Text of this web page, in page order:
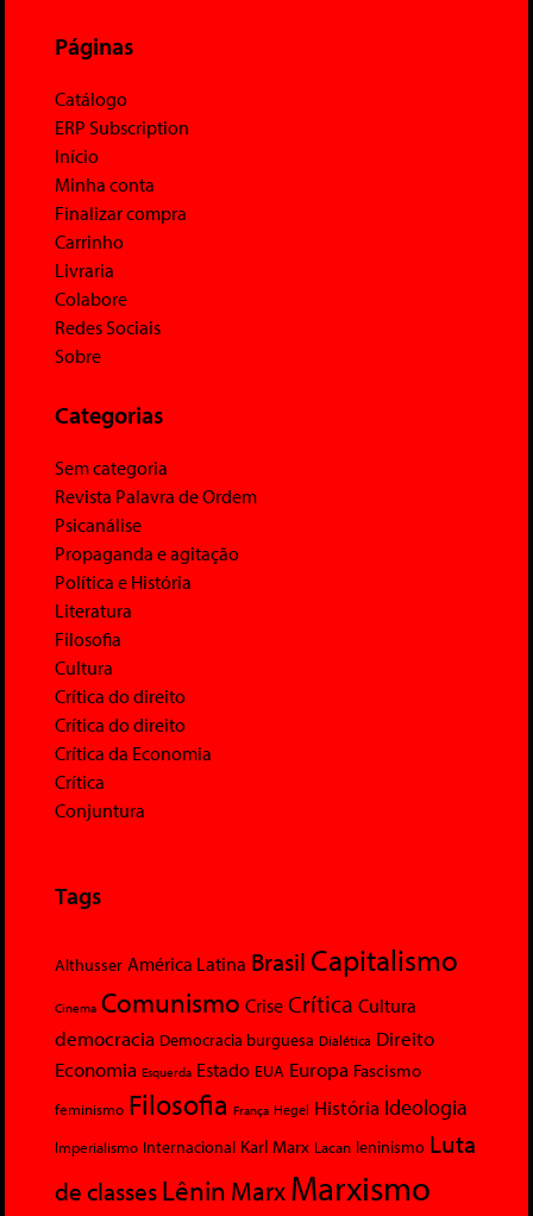
Páginas
Catálogo
ERP Subscription
Início
Minha conta
Finalizar compra
Carrinho
Livraria
Colabore
Redes Sociais
Sobre
Categorias
Sem categoria
Revista Palavra de Ordem
Psicanálise
Propaganda e agitação
Política e História
Literatura
Filosofia
Cultura
Crítica do direito
Crítica do direito
Crítica da Economia
Crítica
Conjuntura
Tags
Althusser América Latina Brasil Capitalismo
Cinema Comunismo Crise Crítica Cultura
democracia Democracia burguesa Dialética Direito
Economia Esquerda Estado EUA Europa Fascismo
feminismo Filosofia França Hegel História Ideologia
Imperialismo Internacional Karl Marx Lacan leninismo Luta
de classesLênin MarxMarxismo